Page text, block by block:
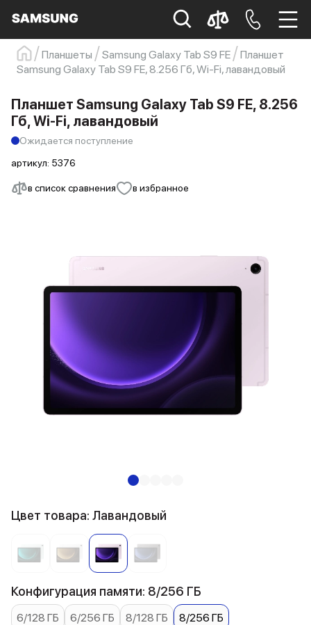
Samsung Смартфон s23
s23 ultra
Планшеты Samsung Galaxy Tab S9 FE
Планшет
Samsung Galaxy Tab S9 FE, 8.256 Гб, Wi-Fi, лавандовый
в список сравнения в избранное
Планшет Samsung Galaxy Tab S9 FE, 8.256
Гб, Wi-Fi, лавандовый
Ожидается поступление
артикул: 5376
Цвет товара: Лавандовый
Конфигурация памяти: 8/256 ГБ
6/128 ГБ 6/256 ГБ 8/128 ГБ 8/256 ГБ